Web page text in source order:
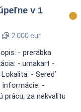
v 1
2 000 eur
- prerábka
- umakart -
- Sereď
informácie: -
prácu, za nekvalitu